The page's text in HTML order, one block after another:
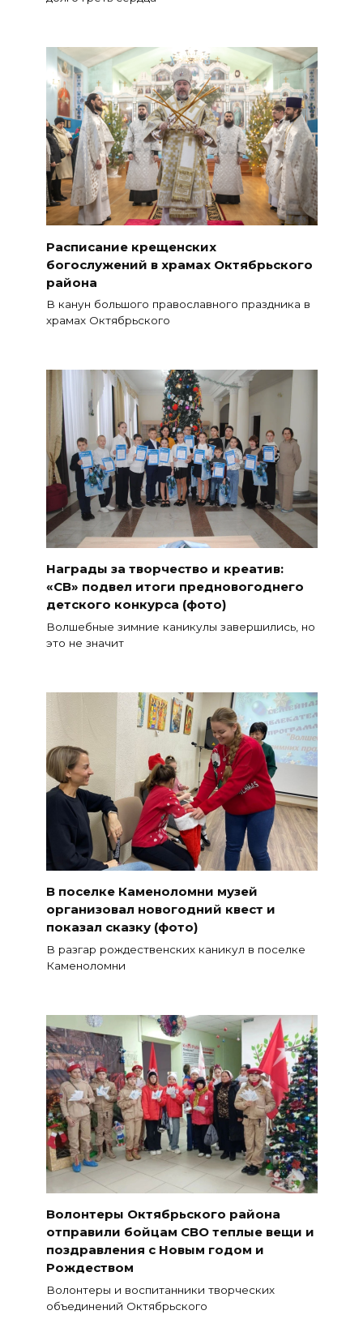
Расписание крещенских
богослужений в храмах Октябрьского
района
В канун большого православного праздника в
храмах Октябрьского
Награды за творчество и креатив:
«СВ» подвел итоги предновогоднего
детского конкурса (фото)
Волшебные зимние каникулы завершились, но
это не значит
В поселке Каменоломни музей
организовал новогодний квест и
показал сказку (фото)
В разгар рождественских каникул в поселке
Каменоломни
Волонтеры Октябрьского района
отправили бойцам СВО теплые вещи и
поздравления с Новым годом и
Рождеством
Волонтеры и воспитанники творческих
объединений Октябрьского